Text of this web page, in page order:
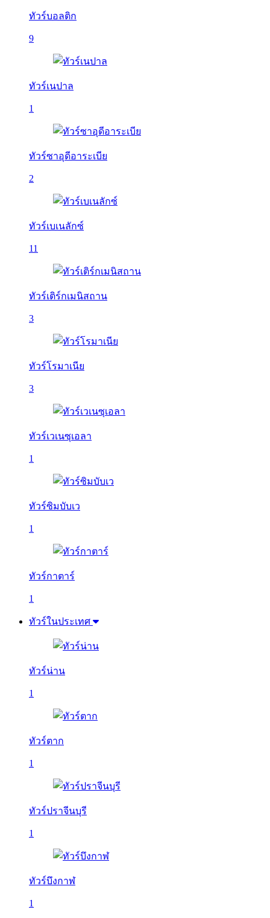
ทัวร์บอลติก
9
ทัวร์เนปาล
1
ทัวร์ซาอุดีอาระเบีย
2
ทัวร์เบเนลักซ์
11
ทัวร์เติร์กเมนิสถาน
3
ทัวร์โรมาเนีย
3
ทัวร์เวเนซุเอลา
1
ทัวร์ซิมบับเว
1
ทัวร์กาตาร์
1
ทัวร์ในประเทศ
ทัวร์น่าน
1
ทัวร์ตาก
1
ทัวร์ปราจีนบุรี
1
ทัวร์บึงกาฬ
1